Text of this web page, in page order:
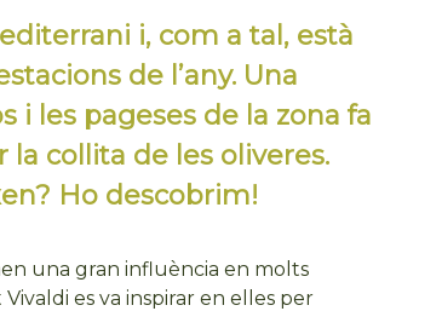
i, com a tal, està
de l’any. Una
i les pageses de la zona fa
collita de les oliveres.
Ho descobrim!
una gran influència en molts
es va inspirar en elles per